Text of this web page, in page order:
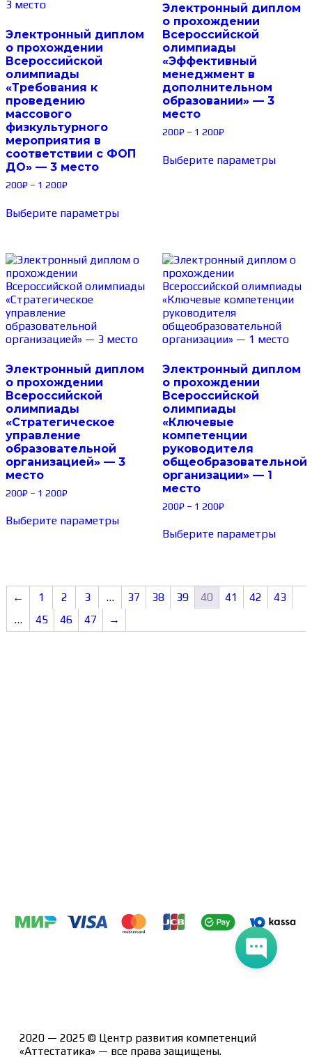
Электронный диплом
о прохождении
Всероссийской
олимпиады
«Требования к
проведению
массового
физкультурного
мероприятия в
соответствии с ФОП
ДО» — 3 место
200₽ – 1 200₽
Выберите параметры
Электронный диплом
о прохождении
Всероссийской
олимпиады
«Эффективный
менеджмент в
дополнительном
образовании» — 3
место
200₽ – 1 200₽
Выберите параметры
Электронный диплом
о прохождении
Всероссийской
олимпиады
«Стратегическое
управление
образовательной
организацией» — 3
место
200₽ – 1 200₽
Выберите параметры
Электронный диплом
о прохождении
Всероссийской
олимпиады
«Ключевые
компетенции
руководителя
общеобразовательной
организации» — 1
место
200₽ – 1 200₽
Выберите параметры
← 1 2 3 … 37 38 39 40 41 42
43
…
45 46 47 →
2020 — 2025 © Центр развития компетенций
«Аттестатика» — все права защищены.